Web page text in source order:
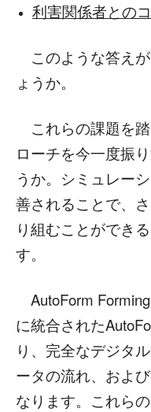
利害関係者との
このような答え
ょうか。
これらの課題を
ローチを今一度振
うか。シミュレー
善されることで、
り組むことができ
す。
AutoForm
に統合された
り、完全なデジタ
ータの流れ、およ
なります。これら